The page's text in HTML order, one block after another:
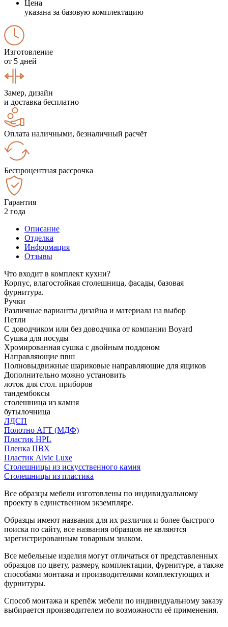
Цена
указана за базовую комплектацию
Изготовление
от 5 дней
Замер, дизайн
и доставка бесплатно
Оплата наличными, безналичный расчёт
Беспроцентная рассрочка
Гарантия
2 года
Описание
Отделка
Информация
Отзывы
Что входит в комплект кухни?
Корпус, влагостойкая столешница, фасады, базовая
фурнитура.
Ручки
Различные варианты дизайна и материала на выбор
Петли
С доводчиком или без доводчика от компании Boyard
Сушка для посуды
Хромированная сушка с двойным поддоном
Направляющие пвш
Полновыдвижные шариковые направляющие для ящиков
Дополнительно можно установить
лоток для стол. приборов
тандембоксы
столешница из камня
бутылочница
ЛДСП
Полотно АГТ (МДФ)
Пластик HPL
Пленка ПВХ
Пластик Alvic Luxe
Столешницы из искусственного камня
Столешницы из пластика
Все образцы мебели изготовлены по индивидуальному
проекту в единственном экземпляре.
Образцы имеют названия для их различия и более быстрого
поиска по сайту, все названия образцов не являются
зарегистрированным товарным знаком.
Все мебельные изделия могут отличаться от представленных
образцов по цвету, размеру, комплектации, фурнитуре, а также
способами монтажа и производителями комплектующих и
фурнитуры.
Способ монтажа и крепёж мебели по индивидуальному заказу
выбирается производителем по возможности её применения.